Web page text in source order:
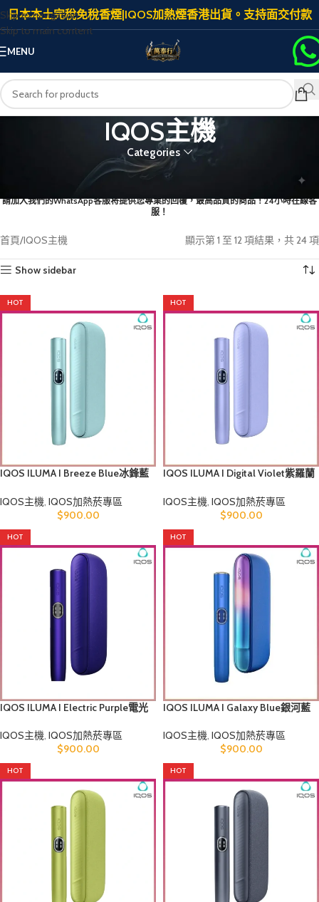
Skip to navigation
Skip to main content
日本本土完稅免稅香煙|IQOS加熱煙香港出貨。支持面交付款
MENU
IQOS主機
Categories
首次下單添加客服
請加入我們的WhatsApp客服将提供您專業的回覆，最高品質的商品！24小時在線客
服！
首頁 IQOS主機 顯示第 1 至 12 項結果，共 24 項
Show sidebar
HOT
IQOS ILUMA I Breeze Blue冰鋒藍
IQOS主機 IQOS加熱菸專區
$900.00
HOT
IQOS ILUMA I Digital Violet紫羅蘭
IQOS主機 IQOS加熱菸專區
$900.00
HOT
IQOS ILUMA I Electric Purple電光
IQOS主機, IQOS加熱菸專區
$900.00
HOT
IQOS ILUMA I Galaxy Blue銀河藍
IQOS主機, IQOS加熱菸專區
$900.00
HOT HOT